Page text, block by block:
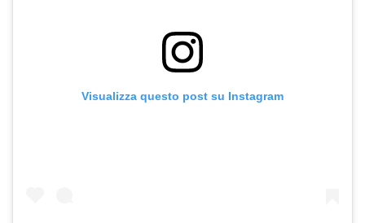
Visualizza questo post su Instagram